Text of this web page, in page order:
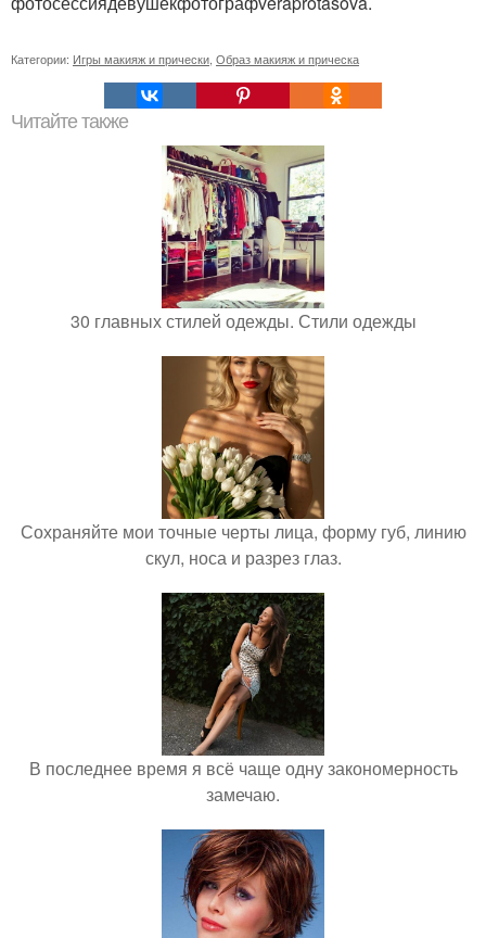
Категории: Игры макияж и прически, Образ макияж и прическа
Читайте также
30 главных стилей одежды. Стили одежды
Сохраняйте мои точные черты лица, форму губ, линию
скул, носа и разрез глаз.
В последнее время я всё чаще одну закономерность
замечаю.